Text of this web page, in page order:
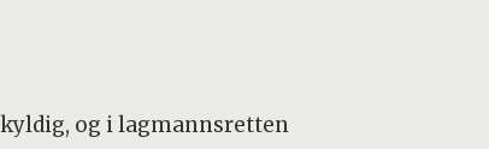
og i lagmannsretten